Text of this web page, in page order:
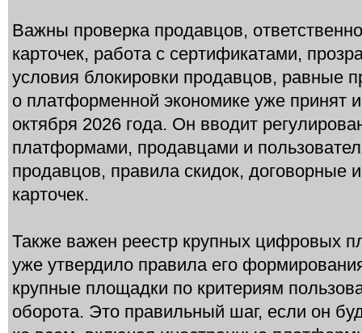
Важны проверка продавцов,
карточек, работа с сертификатами,
условия блокировки продавцов, равные
о платформенной экономике уже принят
октября 2026 года. Он вводит
платформами, продавцами и
продавцов, правила скидок, договорные
карточек.
Также важен реестр крупных цифровых
уже утвердило правила его
крупные площадки по критериям
оборота. Это правильный шаг, если он